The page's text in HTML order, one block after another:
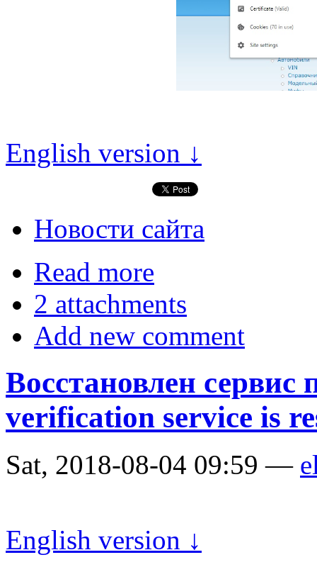
English version ↓
Новости сайта
Read more
2 attachments
Add new comment
Восстановлен
verification service is
Sat, 2018-08-04 09:59 —
English version ↓